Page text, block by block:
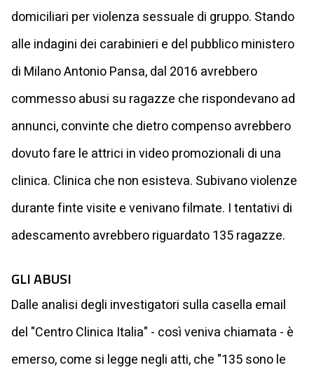
domiciliari per violenza sessuale di gruppo. Stando
alle indagini dei carabinieri e del pubblico ministero
di Milano Antonio Pansa, dal 2016 avrebbero
commesso abusi su ragazze che rispondevano ad
annunci, convinte che dietro compenso avrebbero
dovuto fare le attrici in video promozionali di una
clinica. Clinica che non esisteva. Subivano violenze
durante finte visite e venivano filmate. I tentativi di
adescamento avrebbero riguardato 135 ragazze.
GLI ABUSI
Dalle analisi degli investigatori sulla casella email
del "Centro Clinica Italia" - così veniva chiamata - è
emerso, come si legge negli atti, che "135 sono le